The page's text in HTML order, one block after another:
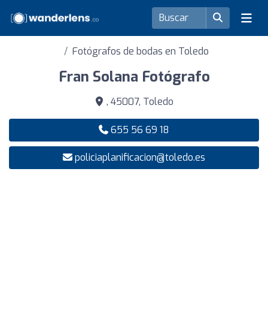
Fotógrafos de bodas en Toledo
Fran Solana Fotógrafo
, 45007, Toledo
655 56 69 18
policiaplanificacion@toledo.es